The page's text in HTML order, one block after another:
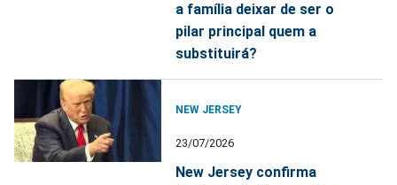
a família deixar de ser o
pilar principal quem a
substituirá?
NEW JERSEY
23/07/2026
New Jersey confirma